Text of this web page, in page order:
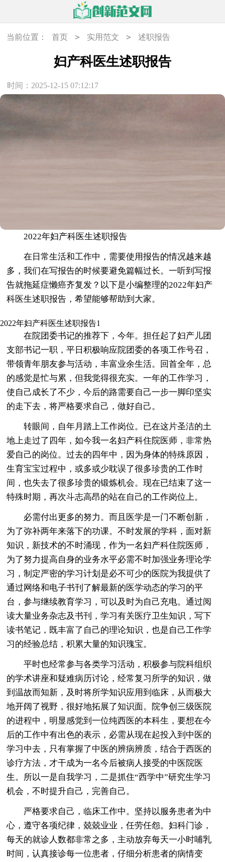
当前位置： 首页 > 实用范文 > 述职报告
妇产科医生述职报告
时间：2025-12-15 07:12:17
2022年妇产科医生述职报告
在日常生活和工作中，需要使用报告的情况越来越
多，我们在写报告的时候要避免篇幅过长。一听到写报
告就拖延症懒癌齐复发？以下是小编整理的2022年妇产
科医生述职报告，希望能够帮助到大家。
2022年妇产科医生述职报告1
在院团委书记的推荐下，今年。担任起了妇产儿团
支部书记一职，平日积极响应院团委的各项工作号召，
带领青年朋友参与活动，丰富业余生活。回首全年，总
的感觉是忙与累，但我觉得很充实。一年的工作学习，
使自己成长了不少，今后的路需要自己一步一脚印坚实
的走下去，将严格要求自己，做好自己。
转眼间，自年月踏上工作岗位。已在这片圣洁的土
地上走过了四年，如今我一名妇产科住院医师，非常热
爱自己的岗位。过去的四年中，因为身体的特殊原因，
生育宝宝过程中，或多或少耽误了很多珍贵的工作时
间，也失去了很多珍贵的锻炼机会。现在已结束了这一
特殊时期，再次斗志高昂的站在自己的工作岗位上。
必需付出更多的努力。而且医学是一门不断创新，
为了弥补两年来落下的功课。不时发展的学科，面对新
知识，新技术的不时涌现，作为一名妇产科住院医师，
为了努力提高自身的业务水平必需不时加强业务理论学
习，制定严密的学习计划是必不可少的医院为我提供了
通过网络和电子书刊了解最新的医学动态的学习的平
台，参与继续教育学习，可以及时为自己充电。通过阅
读大量业务杂志及书刊，学习有关医疗卫生知识，写下
读书笔记，既丰富了自己的理论知识，也是自己工作学
习的经验总结，积累大量的知识瑰宝。
平时也经常参与各类学习活动，积极参与院科组织
的学术讲座和疑难病历讨论，经常复习所学的知识，做
到温故而知新，及时将所学知识应用到临床，从而极大
地开阔了视野，很好地拓展了知识面。院争创三级医院
的进程中，明显感觉到一位纯西医的本科生，要想在今
后的工作中有出色的表示，必需从现在起投入到中医的
学习中去，只有掌握了中医的辨病辨质，结合于西医的
诊疗方法，才干成为一名今后被病人接受的中医院医
生。所以一是自我学习，二是抓住“西学中”研究生学习
机会，不时提升自己，完善自己。
严格要求自己，临床工作中。坚持以服务患者为中
心，遵守各项纪律，兢兢业业，任劳任怨。妇科门诊，
每天的就诊人数都非常之多，主动放弃每天一小时哺乳
时间，认真接诊每一位患者，仔细分析患者的病情变